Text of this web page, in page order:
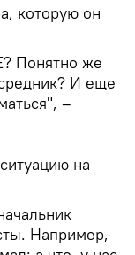
которую он
Понятно же
И еще
–
на
Например,